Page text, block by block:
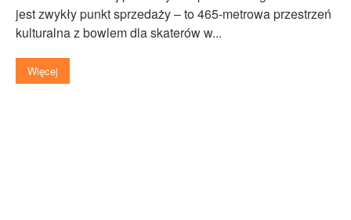
jest zwykły punkt sprzedaży – to 465-metrowa przestrzeń
kulturalna z bowlem dla skaterów w...
Więcej